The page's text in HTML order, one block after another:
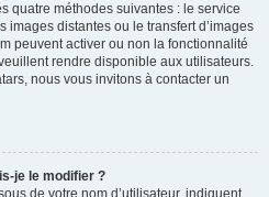
quatre méthodes suivantes : le service
images distantes ou le transfert d’images
peuvent activer ou non la fonctionnalité
rendre disponible aux utilisateurs.
nous vous invitons à contacter un
je le modifier ?
de votre nom d’utilisateur, indiquent